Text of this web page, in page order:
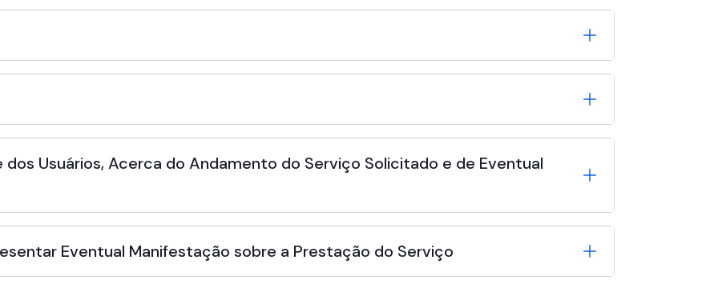
Usuários, Acerca do Andamento do Serviço Solicitado e de Eventual
Eventual Manifestação sobre a Prestação do Serviço